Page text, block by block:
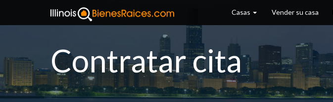
Casas Vender su casa
Contratar cita